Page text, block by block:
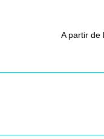
A partir de